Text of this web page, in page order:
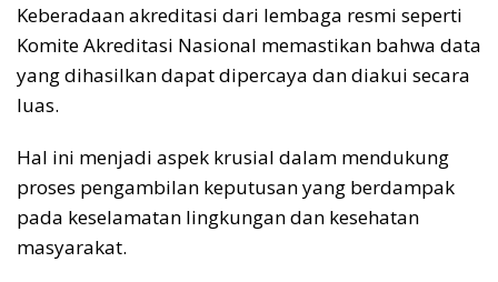
Keberadaan akreditasi dari lembaga resmi seperti
Komite Akreditasi Nasional memastikan bahwa data
yang dihasilkan dapat dipercaya dan diakui secara
luas.
Hal ini menjadi aspek krusial dalam mendukung
proses pengambilan keputusan yang berdampak
pada keselamatan lingkungan dan kesehatan
masyarakat.